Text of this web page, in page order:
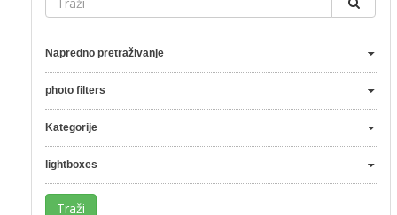
Napredno pretraživanje
photo filters
Kategorije
lightboxes